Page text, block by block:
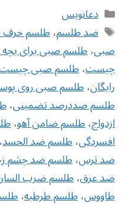
دسته‌ها
دعانویس
برچسب‌ها
ضد طلسم،طلسم
صبی،طلسم صبی برای
چیست،طلسم صبی
رایگان،طلسم صبی روی
طلسم صددرصد تضمینی،
ازدواج،طلسم ضامن آهو،
افسردگی،طلسم ضد الحسد،
ضد ترس،طلسم ضد چشم
ضد عرق،طلسم ضرب
طاووس،طلسم طرطبه،